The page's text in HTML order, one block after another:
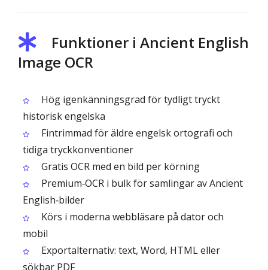
Funktioner i Ancient English
Image OCR
Hög igenkänningsgrad för tydligt tryckt
historisk engelska
Fintrimmad för äldre engelsk ortografi och
tidiga tryckkonventioner
Gratis OCR med en bild per körning
Premium‑OCR i bulk för samlingar av Ancient
English‑bilder
Körs i moderna webbläsare på dator och
mobil
Exportalternativ: text, Word, HTML eller
sökbar PDF